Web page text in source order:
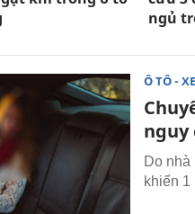
ngủ
Ô TÔ -
nguy
Do
khiến